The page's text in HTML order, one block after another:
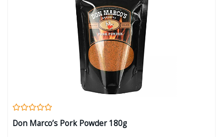
Don Marco’s Pork Powder 180g